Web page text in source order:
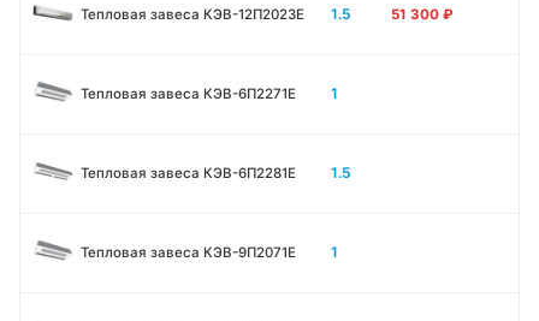
Тепловая завеса КЭВ-12П2023E 1.5 51 300 ₽
Тепловая завеса КЭВ-6П2271E 1
Тепловая завеса КЭВ-6П2281E 1.5
Тепловая завеса КЭВ-9П2071E 1